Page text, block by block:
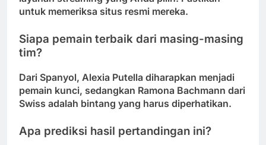
untuk memeriksa situs resmi mereka.
Siapa pemain terbaik dari masing-masing
tim?
Dari Spanyol, Alexia Putella diharapkan menjadi
pemain kunci, sedangkan Ramona Bachmann dari
Swiss adalah bintang yang harus diperhatikan.
Apa prediksi hasil pertandingan ini?